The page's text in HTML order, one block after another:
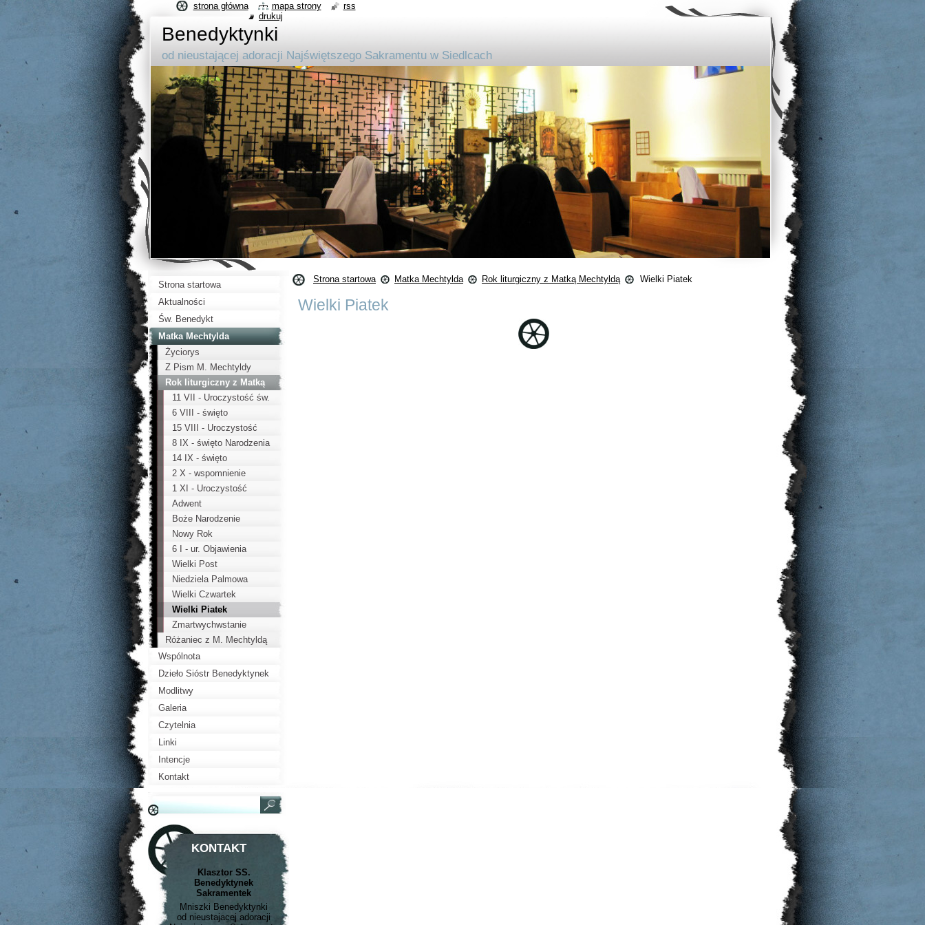
Benedyktynki
od nieustającej adoracji Najświętszego Sakramentu w Siedlcach
Strona startowa Matka Mechtylda Rok liturgiczny z Matką Mechtyldą Wielki Piatek
Wielki Piatek
Strona startowa
Aktualności
Św. Benedykt
Matka Mechtylda
Życiorys
Z Pism M. Mechtyldy
Rok liturgiczny z Matką
Mechtyldą
11 VII - Uroczystość św.
Benedykta
6 VIII - święto
Przemienienia Pańskiego
15 VIII - Uroczystość
Wniebowzięcia NMP
8 IX - święto Narodzenia
Matki Bożej
14 IX - święto
Podwyższenia Krzyża
Swiętego
2 X - wspomnienie
Aniołów Stróżów
1 XI - Uroczystość
Wszystkich Świętych
Adwent
Boże Narodzenie
Nowy Rok
6 I - ur. Objawienia
Pańskiego
Wielki Post
Niedziela Palmowa
Wielki Czwartek
Wielki Piatek
Zmartwychwstanie
Różaniec z M. Mechtyldą
Wspólnota
Dzieło Sióstr Benedyktynek
Sakramentek
Modlitwy
Galeria
Czytelnia
Linki
Intencje
Kontakt
KONTAKT
Klasztor SS.
Benedyktynek
Sakramentek
Mniszki Benedyktynki
od nieustajacej adoracji
strona główna mapa strony
rss
drukuj